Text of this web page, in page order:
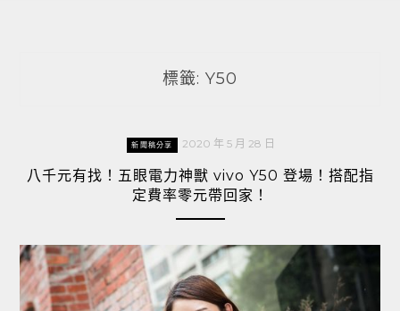
標籤: Y50
新聞稿分享 2020 年 5 月 28 日
八千元有找！五眼電力神獸 vivo Y50 登場！搭配指
定費率零元帶回家！